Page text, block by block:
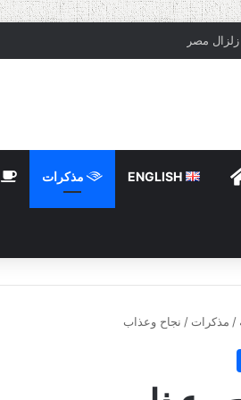
زلزال مصر
HOME
ENGLISH مذكرات
/ مذكرات / نجاح وعذاب